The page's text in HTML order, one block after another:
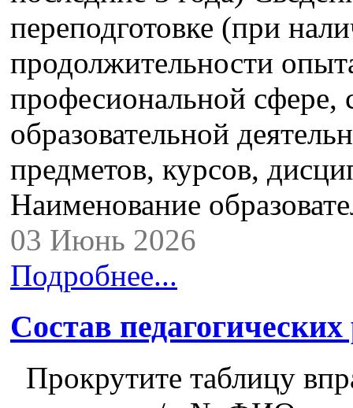
переподготовке (при
продолжительности
професиональной сфере,
образовательной
предметов, курсов,
Наименование
03 Июнь 2026
Подробнее...
Состав
Прокрутите таблицу